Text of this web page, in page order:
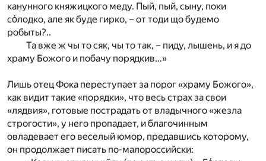
канунного княжицкого меду. Пый, пый, сыну, поки
сόлодко, але як буде гирко, – от тоди що будемо
робыты?..
Та вже ж чы то сяк, чы то так, – пиду, лышень, и я до
храму Божого и побачу порядкив…»
Лишь отец Фока переступает за порог «храму Божого»,
как видит такие «порядки», что весь страх за свои
«лядвия», готовые пострадать от владычного «жезла
строгости», у него пропадает, и благочинным
овладевает его веселый юмор, предавшись которому,
он продолжает писать по-малороссийски: